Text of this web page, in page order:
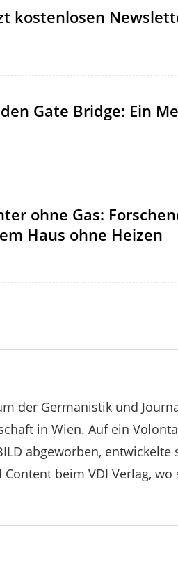
kostenlosen
Gate Bridge: Ein
ohne Gas:
Haus ohne Heizen
der Germanistik und
in Wien. Auf ein
abgeworben,
Content beim VDI Verlag,